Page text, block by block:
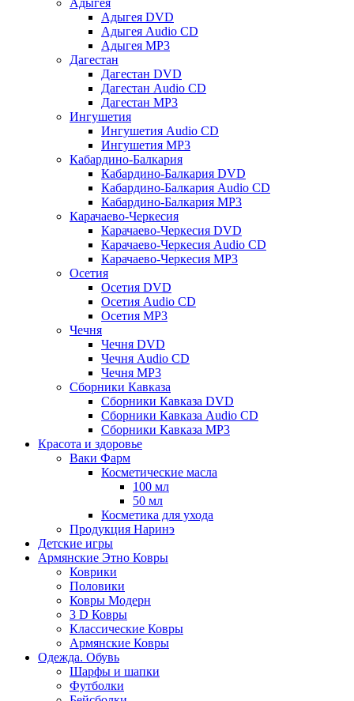
Адыгея
Адыгея DVD
Адыгея Audio CD
Адыгея MP3
Дагестан
Дагестан DVD
Дагестан Audio CD
Дагестан MP3
Ингушетия
Ингушетия Audio CD
Ингушетия MP3
Кабардино-Балкария
Кабардино-Балкария DVD
Кабардино-Балкария Audio CD
Кабардино-Балкария MP3
Карачаево-Черкесия
Карачаево-Черкесия DVD
Карачаево-Черкесия Audio CD
Карачаево-Черкесия MP3
Осетия
Осетия DVD
Осетия Audio CD
Осетия MP3
Чечня
Чечня DVD
Чечня Audio CD
Чечня MP3
Сборники Кавказа
Сборники Кавказа DVD
Сборники Кавказа Audio CD
Сборники Кавказа MP3
Красота и здоровье
Ваки Фарм
Косметические масла
100 мл
50 мл
Косметика для ухода
Продукция Наринэ
Детские игры
Армянские Этно Ковры
Коврики
Половики
Ковры Модерн
3 D Ковры
Классические Ковры
Армянские Ковры
Одежда. Обувь
Шарфы и шапки
Футболки